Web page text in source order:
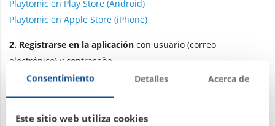
Playtomic en Play Store (Android)
Playtomic en Apple Store (iPhone)
2. Registrarse en la aplicación con usuario (correo
electrónico) y contraseña
Comprobar en el buzón del correo electrónico . Cuando
termines de registrarte, recibirás un email de Playtomic con
un enlace paraactivarla cuenta que se acaba de crear.
Consentimiento Detalles Acerca de
Este sitio web utiliza cookies